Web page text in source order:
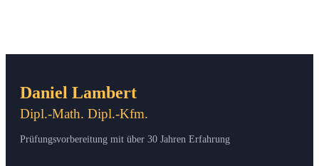
Daniel Lambert
Dipl.-Math. Dipl.-Kfm.
Prüfungsvorbereitung mit über 30 Jahren Erfahrung